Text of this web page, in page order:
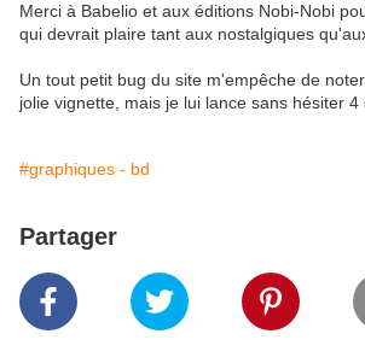
Merci à Babelio et aux éditions Nobi-Nobi
qui devrait plaire tant aux nostalgiques
Un tout petit bug du site m'empêche de
jolie vignette, mais je lui lance sans hésiter 4
#graphiques - bd
Partager